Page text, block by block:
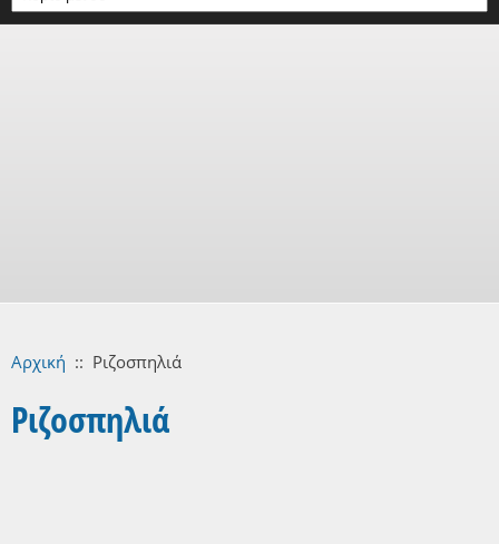
Αρχική :: Ριζοσπηλιά
Ριζοσπηλιά